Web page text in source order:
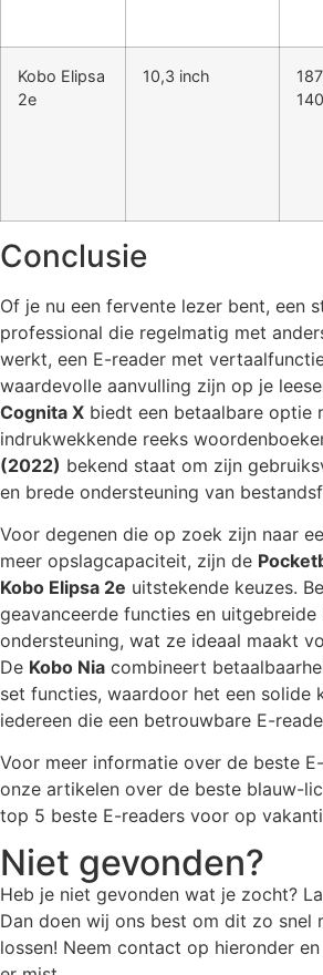
Kobo Elipsa
2e
10,3 inch
Conclusie
Of je nu een fervente lezer bent, een
professional die regelmatig met
werkt, een E-reader met
waardevolle aanvulling zijn op je
Cognita X biedt een betaalbare optie
indrukwekkende reeks
(2022) bekend staat om zijn
en brede ondersteuning van
Voor degenen die op zoek zijn naar
meer opslagcapaciteit, zijn de
Kobo Elipsa 2e uitstekende keuzes.
geavanceerde functies en
ondersteuning, wat ze ideaal maakt
De Kobo Nia combineert
set functies, waardoor het een solide
iedereen die een betrouwbare E-
Voor meer informatie over de beste
onze artikelen over de beste blauw-
top 5 beste E-readers voor op
Niet gevonden?
Heb je niet gevonden wat je zocht?
Dan doen wij ons best om dit zo snel
lossen! Neem contact op hieronder